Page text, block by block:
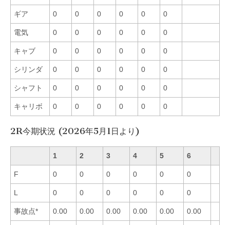
ギア 0 0 0 0 0 0
電気 0 0 0 0 0 0
キャブ 0 0 0 0 0 0
シリンダ 0 0 0 0 0 0
シャフト 0 0 0 0 0 0
キャリボ 0 0 0 0 0 0
2R今期状況 (2026年5月1日より)
1 2 3 4 5 6
F 0 0 0 0 0 0
L 0 0 0 0 0 0
事故点* 0.00 0.00 0.00 0.00 0.00 0.00